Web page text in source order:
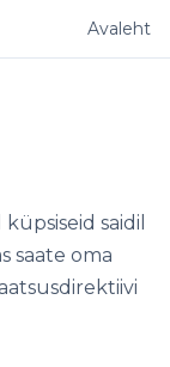
Avaleht
saidil
saate oma